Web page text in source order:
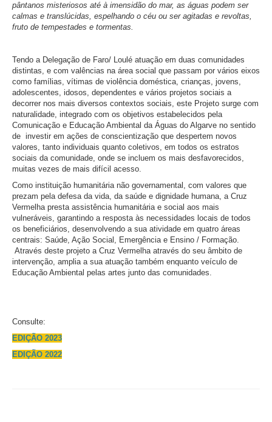
pântanos misteriosos até à imensidão do mar, as águas podem ser
calmas e translúcidas, espelhando o céu ou ser agitadas e revoltas,
fruto de tempestades e tormentas.
Tendo a Delegação de Faro/ Loulé atuação em duas comunidades
distintas, e com valências na área social que passam por vários eixos
como famílias, vítimas de violência doméstica, crianças, jovens,
adolescentes, idosos, dependentes e vários projetos sociais a
decorrer nos mais diversos contextos sociais, este Projeto surge com
naturalidade, integrado com os objetivos estabelecidos pela
Comunicação e Educação Ambiental da Águas do Algarve no sentido
de investir em ações de conscientização que despertem novos
valores, tanto individuais quanto coletivos, em todos os estratos
sociais da comunidade, onde se incluem os mais desfavorecidos,
muitas vezes de mais difícil acesso.
Como instituição humanitária não governamental, com valores que
prezam pela defesa da vida, da saúde e dignidade humana, a Cruz
Vermelha presta assistência humanitária e social aos mais
vulneráveis, garantindo a resposta às necessidades locais de todos
os beneficiários, desenvolvendo a sua atividade em quatro áreas
centrais: Saúde, Ação Social, Emergência e Ensino / Formação.
Através deste projeto a Cruz Vermelha através do seu âmbito de
intervenção, amplia a sua atuação também enquanto veículo de
Educação Ambiental pelas artes junto das comunidades.
Consulte:
EDIÇÃO 2023
EDIÇÃO 2022